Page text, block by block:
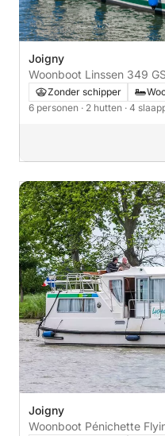
Joigny
Woonboot Linssen 349 GS
Zonder schipper
6 personen · 2 hutten · 4
Joigny
Woonboot Pénichette